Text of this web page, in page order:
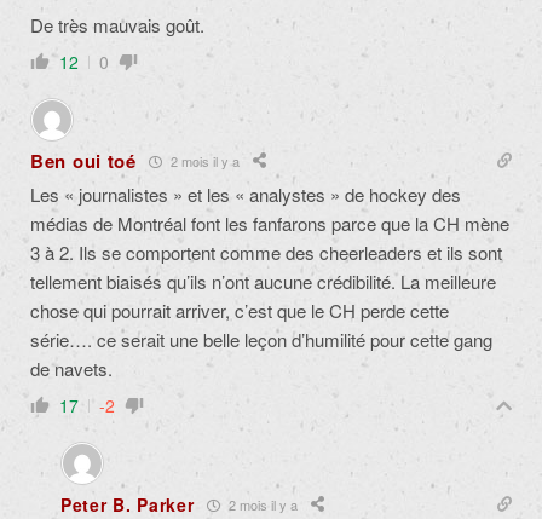
De très mauvais goût.
12 0
Ben oui toé 2 mois il y a
Les « journalistes » et les « analystes » de hockey des
médias de Montréal font les fanfarons parce que la CH mène
3 à 2. Ils se comportent comme des cheerleaders et ils sont
tellement biaisés qu’ils n’ont aucune crédibilité. La meilleure
chose qui pourrait arriver, c’est que le CH perde cette
série…. ce serait une belle leçon d’humilité pour cette gang
de navets.
17 -2
Peter B. Parker 2 mois il y a